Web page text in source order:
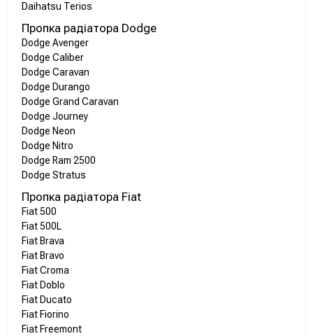
Daihatsu Terios
Пропка радіатора Dodge
Dodge Avenger
Dodge Caliber
Dodge Caravan
Dodge Durango
Dodge Grand Caravan
Dodge Journey
Dodge Neon
Dodge Nitro
Dodge Ram 2500
Dodge Stratus
Пропка радіатора Fiat
Fiat 500
Fiat 500L
Fiat Brava
Fiat Bravo
Fiat Croma
Fiat Doblo
Fiat Ducato
Fiat Fiorino
Fiat Freemont